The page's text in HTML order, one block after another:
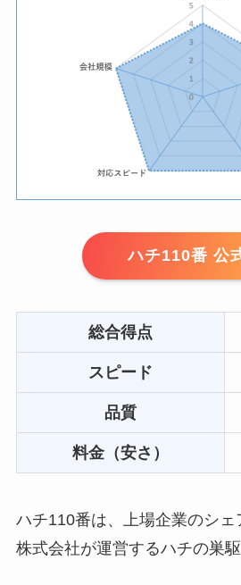
ハチ110番 公
総合得点
スピード
品質
料金（安さ）
ハチ110番は、上場企業のシ
株式会社が運営するハチの巣